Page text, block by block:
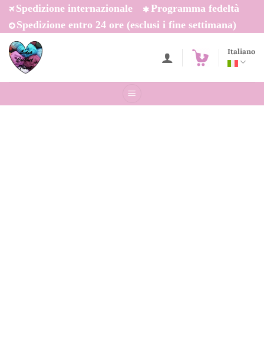
Salta
contenuti
Spedizione internazionale
Programma fedeltà
Spedizione entro 24 ore (esclusi i fine settimana)
Italiano